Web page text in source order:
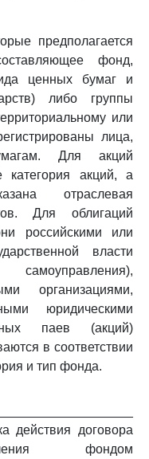
предполагается
фонд,
ценных бумаг и
либо группы
или
лица,
Для акций
категория акций, а
отраслевая
Для облигаций
российскими или
власти
организациями,
юридическими
паев (акций)
в соответствии
и тип фонда.
действия договора
фондом